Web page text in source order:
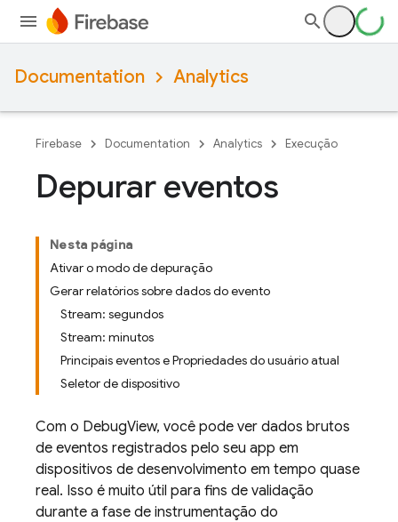
Documentation Analytics
Firebase Documentation Analytics Execução
Depurar eventos
Nesta página
Ativar o modo de depuração
Gerar relatórios sobre dados do evento
Stream: segundos
Stream: minutos
Principais eventos e Propriedades do usuário atual
Seletor de dispositivo
Com o DebugView, você pode ver dados brutos
de eventos registrados pelo seu app em
dispositivos de desenvolvimento em tempo quase
real. Isso é muito útil para fins de validação
durante a fase de instrumentação do